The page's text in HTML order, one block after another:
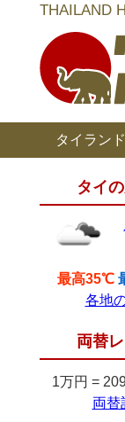
THAILAND
タイラン
タイ
最高35℃
各地
両替
1万円 =
両替